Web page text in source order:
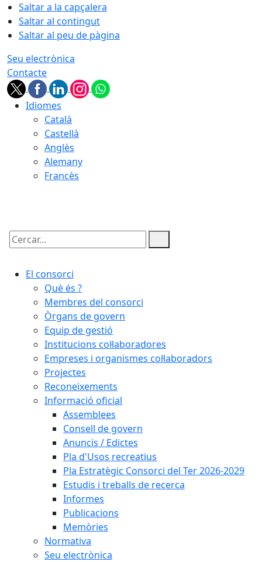
Saltar a la capçalera
Saltar al contingut
Saltar al peu de pàgina
Seu electrònica
Contacte
Idiomes
Català
Castellà
Anglès
Alemany
Francès
Cercar:
El consorci
Què és ?
Membres del consorci
Òrgans de govern
Equip de gestió
Institucions col·laboradores
Empreses i organismes col·laboradors
Projectes
Reconeixements
Informació oficial
Assemblees
Consell de govern
Anuncis / Edictes
Pla d'Usos recreatius
Pla Estratègic Consorci del Ter 2026-2029
Estudis i treballs de recerca
Informes
Publicacions
Memòries
Normativa
Seu electrònica